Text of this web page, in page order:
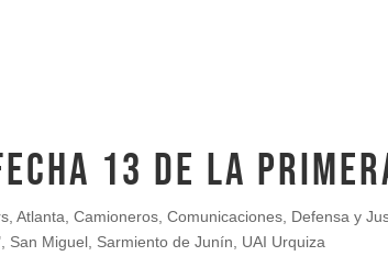
13 DE LA
,Atlanta ,Camioneros ,Comunicaciones Defensa y
San Miguel Sarmiento de Junín UAI Urquiza